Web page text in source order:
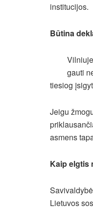
institucijos.
Būtina
gauti
tiesiog
Jeigu
asmens
Kaip elgtis
Lietuvos